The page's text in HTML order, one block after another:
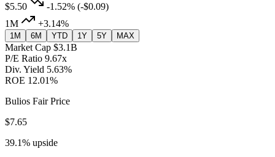
$5.50 -1.52% (-$0.09)
1M
+3.14%
1M 6M YTD 1Y 5Y MAX
Market Cap $3.1B
P/E Ratio 9.67x
Div. Yield 5.63%
ROE 12.01%
Bulios Fair Price
$7.65
39.1% upside